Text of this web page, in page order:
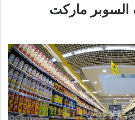
ماركت